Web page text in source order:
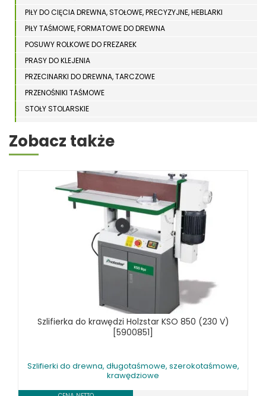
PIŁY DO CIĘCIA DREWNA, STOŁOWE, PRECYZYJNE, HEBLARKI
PIŁY TAŚMOWE, FORMATOWE DO DREWNA
POSUWY ROLKOWE DO FREZAREK
PRASY DO KLEJENIA
PRZECINARKI DO DREWNA, TARCZOWE
PRZENOŚNIKI TAŚMOWE
STOŁY STOLARSKIE
STRUGARKI DO DREWNA
STOJAKI HOLZSTAR
SZLIFIERKI DO DREWNA, DŁUGOTAŚMOWE, SZEROKOTAŚMOWE,
KRAWĘDZIOWE
UKOŚNICE, PIŁY TARCZOWE DO DREWNA
URZĄDZENIA WIELOCZYNNOŚCIOWE DO DREWNA
WIERTARKI POZIOME DO DREWNA, WIELOWRZECIONOWE,
WYPOSAŻENIE DODATKOWE MASZYN DO DREWNA
MASZYNY DO METALU
SPRZĘT CZYSZCZĄCY
SPRĘŻARKI I NARZĘDZIA PNEUMATYCZNE
Zobacz także
Szlifierka do krawędzi Holzstar KSO 850 (230 V)
[5900851]
Szlifierki do drewna, długotaśmowe, szerokotaśmowe,
krawędziowe